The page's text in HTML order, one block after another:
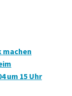
machen
um 15 Uhr